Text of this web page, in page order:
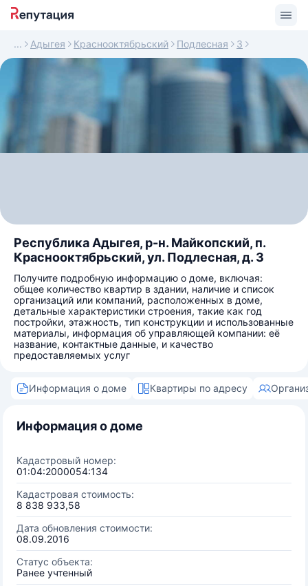
Адыгея Краснооктябрьский Подлесная 3
Республика Адыгея, р-н. Майкопский, п.
Краснооктябрьский, ул. Подлесная, д. 3
Получите подробную информацию о доме, включая:
общее количество квартир в здании, наличие и список
организаций или компаний, расположенных в доме,
детальные характеристики строения, такие как год
постройки, этажность, тип конструкции и использованные
материалы, информация об управляющей компании: её
название, контактные данные, и качество
предоставляемых услуг
Информация о доме Квартиры по адресу
Информация о доме
Кадастровый номер:
01:04:2000054:134
Кадастровая стоимость:
8 838 933,58
Дата обновления стоимости:
08.09.2016
Статус объекта:
Ранее учтенный